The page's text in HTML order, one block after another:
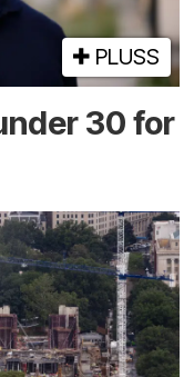
PLUSS
30 for